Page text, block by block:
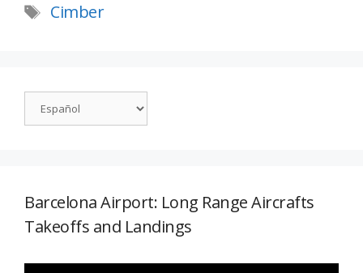
Cimber
Barcelona Airport: Long Range Aircrafts
Takeoffs and Landings